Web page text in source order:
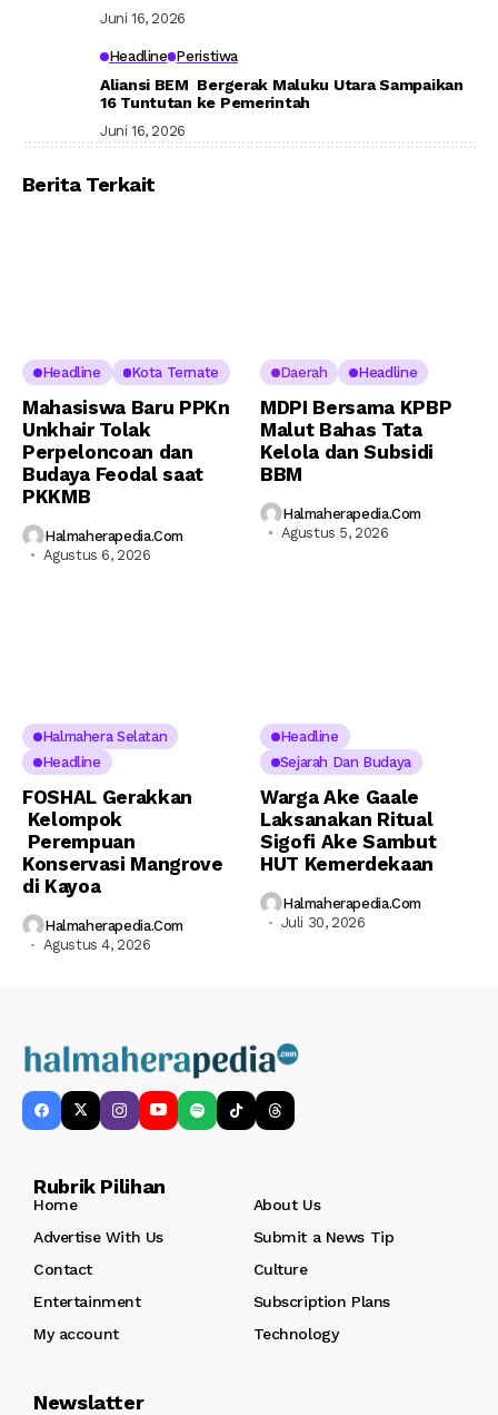
Juni 16, 2026
Headline Peristiwa
Aliansi BEM Bergerak Maluku Utara Sampaikan
16 Tuntutan ke Pemerintah
Juni 16, 2026
Berita Terkait
Headline Kota Ternate
Mahasiswa Baru PPKn
Unkhair Tolak
Perpeloncoan dan
Budaya Feodal saat
PKKMB
Halmaherapedia.com
Agustus 6, 2026
Daerah Headline
MDPI Bersama KPBP
Malut Bahas Tata
Kelola dan Subsidi
BBM
Halmaherapedia.com
Agustus 5, 2026
Halmahera Selatan
Headline
FOSHAL Gerakkan
Kelompok
Perempuan
Konservasi Mangrove
di Kayoa
Halmaherapedia.com
Agustus 4, 2026
Headline
Sejarah Dan Budaya
Warga Ake Gaale
Laksanakan Ritual
Sigofi Ake Sambut
HUT Kemerdekaan
Halmaherapedia.com
Juli 30, 2026
Rubrik Pilihan
Home
About Us
Advertise With Us
Submit a News Tip
Contact
Culture
Entertainment
Subscription Plans
My account
Technology
Newslatter